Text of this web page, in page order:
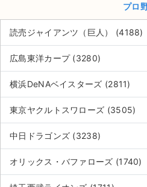
プロ
読売ジャイアンツ（巨人） (4188)
広島東洋カープ (3280)
横浜DeNAベイスターズ (2811)
東京ヤクルトスワローズ (3505)
中日ドラゴンズ (3238)
オリックス・バファローズ (1740)